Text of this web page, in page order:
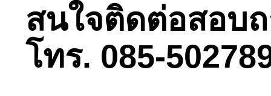
สนใจติดต่อสอบ
โทร. 085-